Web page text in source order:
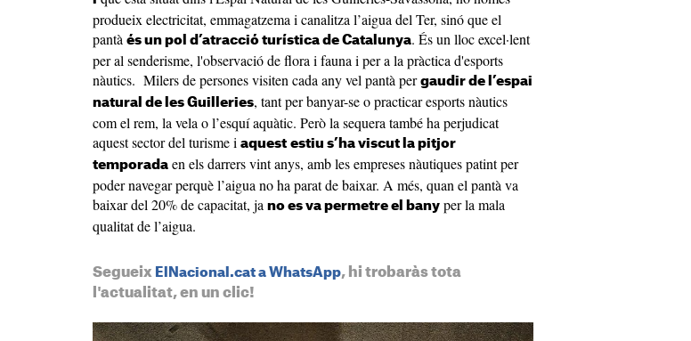
produeix electricitat, emmagatzema i canalitza l’aigua del Ter, sinó que el
pantà és un pol d’atracció turística de Catalunya. És un lloc excel·lent
per al senderisme, l'observació de flora i fauna i per a la pràctica d'esports
nàutics. Milers de persones visiten cada any vel pantà per gaudir de l’espai
natural de les Guilleries, tant per banyar-se o practicar esports nàutics
com el rem, la vela o l’esquí aquàtic. Però la sequera també ha perjudicat
aquest sector del turisme i aquest estiu s’ha viscut la pitjor
temporada en els darrers vint anys, amb les empreses nàutiques patint per
poder navegar perquè l’aigua no ha parat de baixar. A més, quan el pantà va
baixar del 20% de capacitat, ja no es va permetre el bany per la mala
qualitat de l’aigua.
Segueix ElNacional.cat a WhatsApp, hi trobaràs tota
l'actualitat, en un clic!